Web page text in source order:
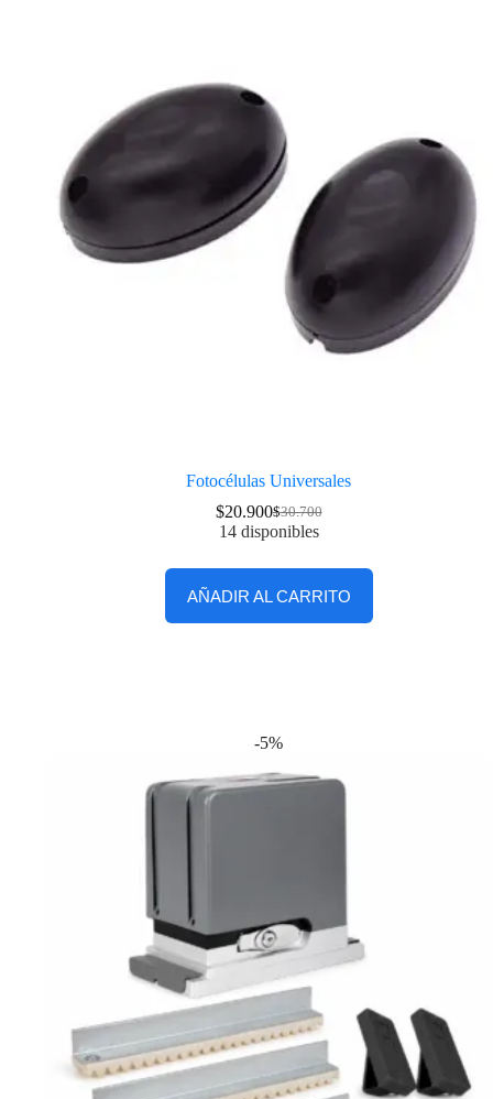
Fotocélulas Universales
$30.700
$20.900
14 disponibles
AÑADIR AL CARRITO
-5%